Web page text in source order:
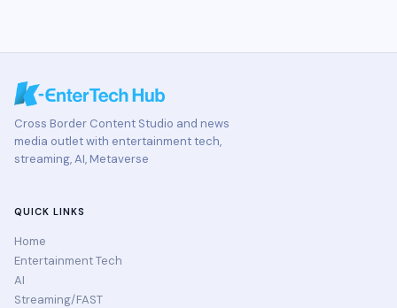
Cross Border Content Studio and news
media outlet with entertainment tech,
streaming, AI, Metaverse
QUICK LINKS
Home
Entertainment Tech
AI
Streaming/FAST